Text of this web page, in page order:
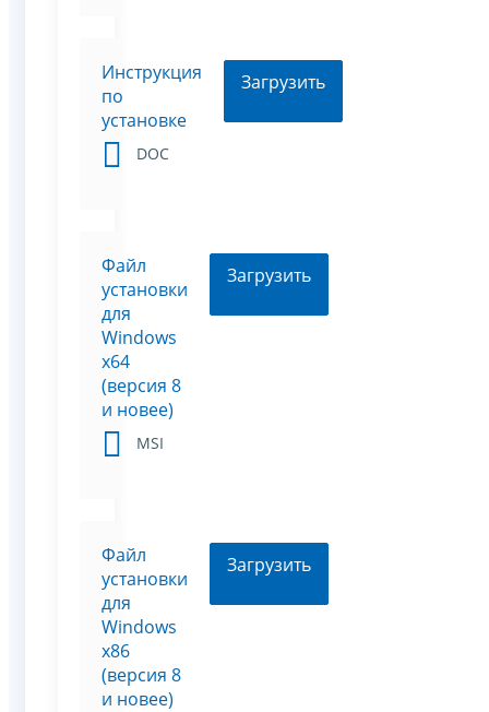
Инструкция
по
установке
DOC
Загрузить
Файл
установки
для
Windows
x64
(версия 8
и новее)
MSI
Загрузить
Файл
установки
для
Windows
x86
(версия 8
и новее)
Загрузить